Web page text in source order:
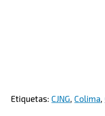
Etiquetas: CJNG, Colima,